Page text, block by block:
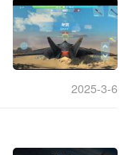
2025-3-6